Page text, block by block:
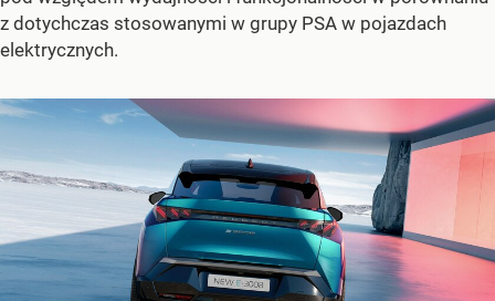
z dotychczas stosowanymi w grupy PSA w pojazdach
elektrycznych.